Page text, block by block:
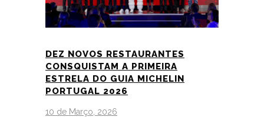
DEZ NOVOS RESTAURANTES
CONSQUISTAM A PRIMEIRA
ESTRELA DO GUIA MICHELIN
PORTUGAL 2026
10 de Março, 2026